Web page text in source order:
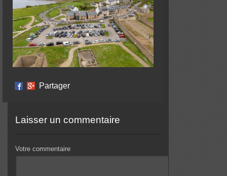
Partager
Laisser un commentaire
Votre commentaire